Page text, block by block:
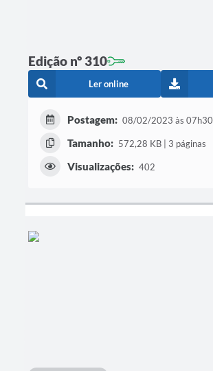
Edição nº 310
Ler online
Postagem: 08/02/2023 às 07h30
Tamanho: 572,28 KB | 3 páginas
Visualizações: 402